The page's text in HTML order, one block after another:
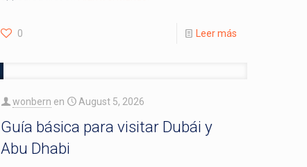
0 Leer más
wonbern en August 5, 2026
Guía básica para visitar Dubái y
Abu Dhabi